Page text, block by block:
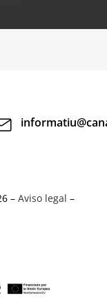
– Aviso legal –